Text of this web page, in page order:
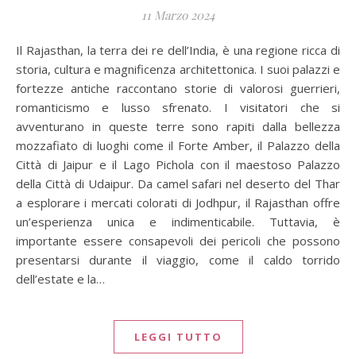
11 Marzo 2024
Il Rajasthan, la terra dei re dell’India, è una regione ricca di
storia, cultura e magnificenza architettonica. I suoi palazzi e
fortezze antiche raccontano storie di valorosi guerrieri,
romanticismo e lusso sfrenato. I visitatori che si
avventurano in queste terre sono rapiti dalla bellezza
mozzafiato di luoghi come il Forte Amber, il Palazzo della
Città di Jaipur e il Lago Pichola con il maestoso Palazzo
della Città di Udaipur. Da camel safari nel deserto del Thar
a esplorare i mercati colorati di Jodhpur, il Rajasthan offre
un’esperienza unica e indimenticabile. Tuttavia, è
importante essere consapevoli dei pericoli che possono
presentarsi durante il viaggio, come il caldo torrido
dell’estate e la…
LEGGI TUTTO